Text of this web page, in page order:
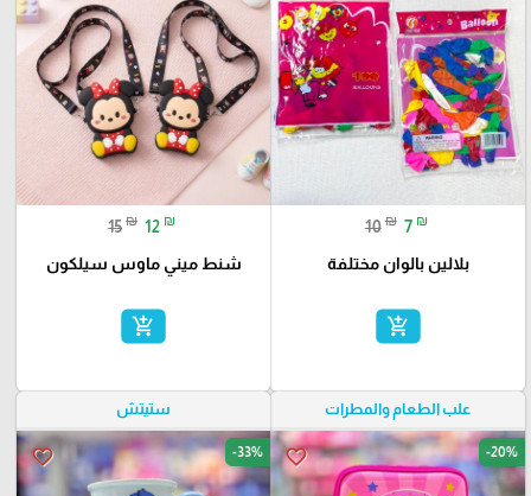
10 ₪ 7 ₪
بلالين بالوان مختلفة
add_shopping_cart
15 ₪ 12 ₪
شنط ميني ماوس سيلكون
add_shopping_cart
علب الطعام والمطرات
favorite_border -20%
ستيتش
favorite_border -33%